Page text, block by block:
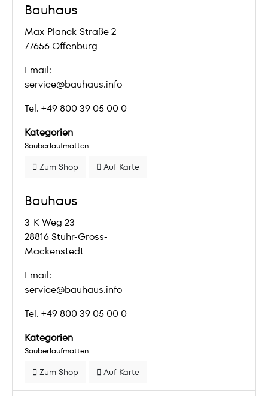
Bauhaus
Max-Planck-Straße 2
77656 Offenburg
Email:
service@bauhaus.info
Tel. +49 800 39 05 00 0
Kategorien
Sauberlaufmatten
Zum Shop Auf Karte
Bauhaus
3-K Weg 23
28816 Stuhr-Gross-
Mackenstedt
Email:
service@bauhaus.info
Tel. +49 800 39 05 00 0
Kategorien
Sauberlaufmatten
Zum Shop Auf Karte